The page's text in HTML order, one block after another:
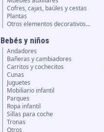
Cofres, cajas, baúles y cestas
Plantas
Otros elementos decorativos...
Bebés y niños
Andadores
Bañeras y cambiadores
Carritos y cochecitos
Cunas
Juguetes
Mobiliario infantil
Parques
Ropa infantil
Sillas para coche
Tronas
Otros